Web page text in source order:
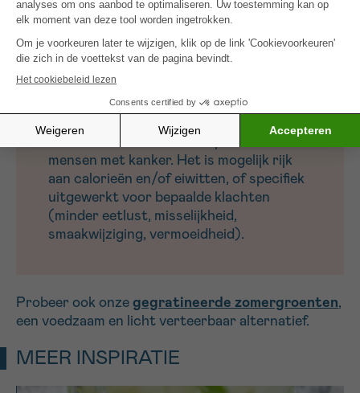
Serveren: Serveer warm met gegrilde ciabatta
en extra Parmezaanse kaas voor een volle
smaakbeleving.
mensen met kanker. Het is mogelijk rijk
aan calorieën en/of eiwitten, of specifiek
uitgewerkt voor bepaalde klachten
(minder eetlust, misselijkheid,
smaakwijziging, vermoeidheid).
Probeer ook onze gegratineerde zomergroenten,
een voedzaam en licht verteerbaar alternatief.
MEER INSPIRATIE